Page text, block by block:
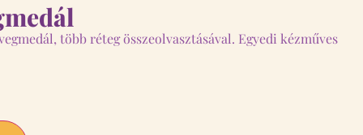
több réteg összeolvasztásával. Egyedi kézműves